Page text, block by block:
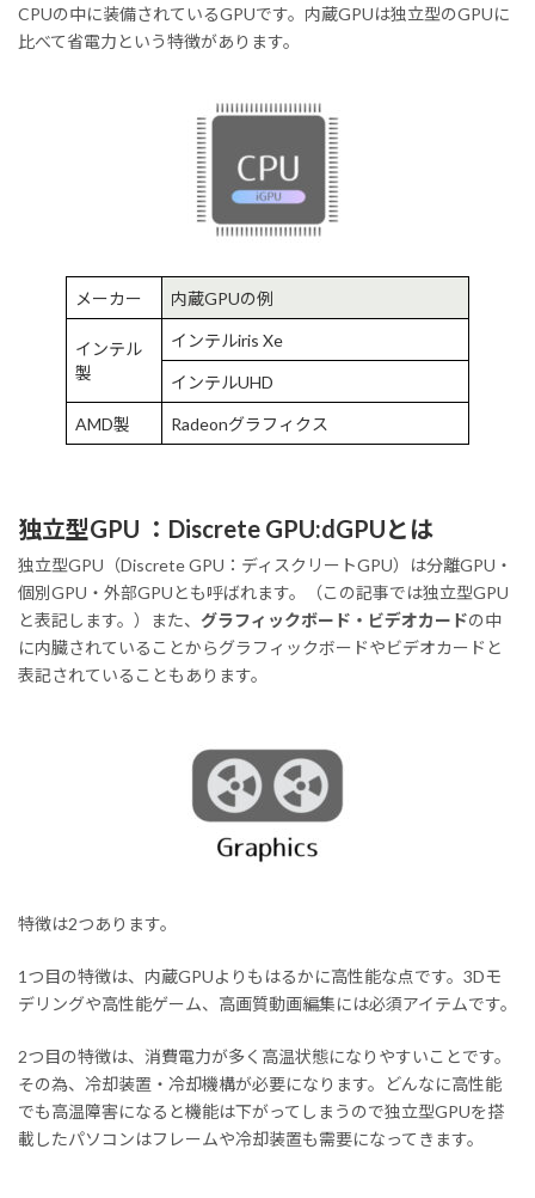
CPUの中に装備されているGPUです。内蔵GPUは独立型のGPUに
比べて省電力という特徴があります。
メーカー 内蔵GPUの例
インテル
製
インテルiris Xe
インテルUHD
AMD製 Radeonグラフィクス
独立型GPU ：Discrete GPU:dGPUとは
独立型GPU（Discrete GPU：ディスクリートGPU）は分離GPU・
個別GPU・外部GPUとも呼ばれます。（この記事では独立型GPU
と表記します。）また、 グラフィックボード・ビデオカードの中
に内臓されていることからグラフィックボードやビデオカードと
表記されていることもあります。
特徴は2つあります。
1つ目の特徴は、内蔵GPUよりもはるかに高性能な点です。3Dモ
デリングや高性能ゲーム、高画質動画編集には必須アイテムです。
2つ目の特徴は、消費電力が多く高温状態になりやすいことです。
その為、冷却装置・冷却機構が必要になります。どんなに高性能
でも高温障害になると機能は下がってしまうので独立型GPUを搭
載したパソコンはフレームや冷却装置も需要になってきます。